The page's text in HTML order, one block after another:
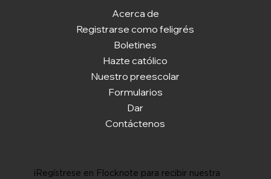
Acerca de
Registrarse como feligrés
Boletines
Hazte católico
Nuestro preescolar
Formularios
Dar
Contáctenos
¡Regístrese en Flocknote para recibir nuestra